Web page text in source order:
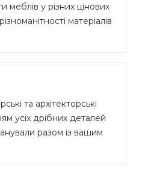
меблів у різних цінових
матеріалів
та архітекторські
усіх дрібних деталей
разом із вашим